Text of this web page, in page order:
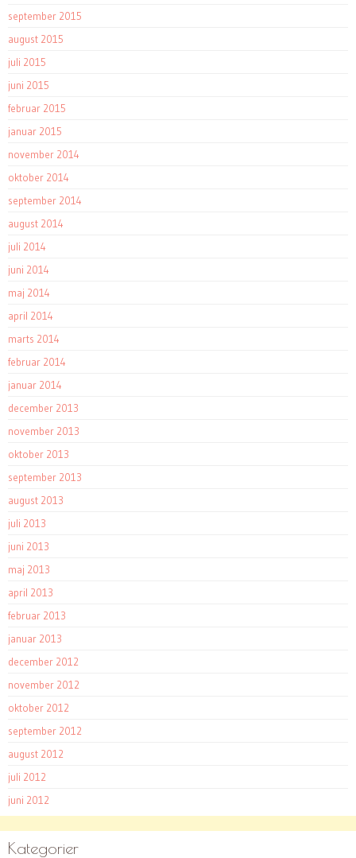
september 2015
august 2015
juli 2015
juni 2015
februar 2015
januar 2015
november 2014
oktober 2014
september 2014
august 2014
juli 2014
juni 2014
maj 2014
april 2014
marts 2014
februar 2014
januar 2014
december 2013
november 2013
oktober 2013
september 2013
august 2013
juli 2013
juni 2013
maj 2013
april 2013
februar 2013
januar 2013
december 2012
november 2012
oktober 2012
september 2012
august 2012
juli 2012
juni 2012
Kategorier